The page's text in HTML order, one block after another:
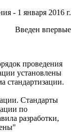
- 1 января 2016 г.
Введен впервые
проведения
установлены
стандартизации.
Стандарты
по
разработки,